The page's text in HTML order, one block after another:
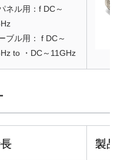
ネル用：f DC～
ブル用： f DC～
to ・DC～11GHz
製品